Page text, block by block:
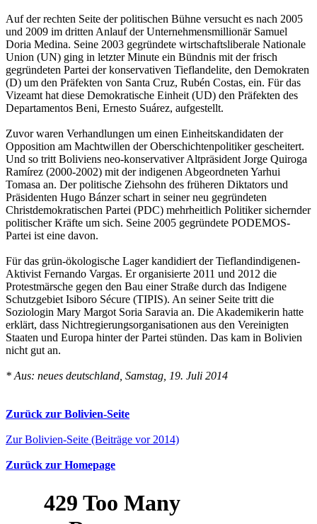
Auf der rechten Seite der politischen Bühne versucht es nach 2005
und 2009 im dritten Anlauf der Unternehmensmillionär Samuel
Doria Medina. Seine 2003 gegründete wirtschaftsliberale Nationale
Union (UN) ging in letzter Minute ein Bündnis mit der frisch
gegründeten Partei der konservativen Tieflandelite, den Demokraten
(D) um den Präfekten von Santa Cruz, Rubén Costas, ein. Für das
Vizeamt hat diese Demokratische Einheit (UD) den Präfekten des
Departamentos Beni, Ernesto Suárez, aufgestellt.
Zuvor waren Verhandlungen um einen Einheitskandidaten der
Opposition am Machtwillen der Oberschichtenpolitiker gescheitert.
Und so tritt Boliviens neo-konservativer Altpräsident Jorge Quiroga
Ramírez (2000-2002) mit der indigenen Abgeordneten Yarhui
Tomasa an. Der politische Ziehsohn des früheren Diktators und
Präsidenten Hugo Bánzer schart in seiner neu gegründeten
Christdemokratischen Partei (PDC) mehrheitlich Politiker sichernder
politischer Kräfte um sich. Seine 2005 gegründete PODEMOS-
Partei ist eine davon.
Für das grün-ökologische Lager kandidiert der Tieflandindigenen-
Aktivist Fernando Vargas. Er organisierte 2011 und 2012 die
Protestmärsche gegen den Bau einer Straße durch das Indigene
Schutzgebiet Isiboro Sécure (TIPIS). An seiner Seite tritt die
Soziologin Mary Margot Soria Saravia an. Die Akademikerin hatte
erklärt, dass Nichtregierungsorganisationen aus den Vereinigten
Staaten und Europa hinter der Partei stünden. Das kam in Bolivien
nicht gut an.
* Aus: neues deutschland, Samstag, 19. Juli 2014
Zurück zur Bolivien-Seite
Zur Bolivien-Seite (Beiträge vor 2014)
Zurück zur Homepage